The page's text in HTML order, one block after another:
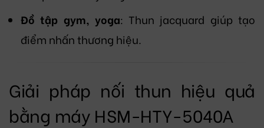
Đồ tập gym, yoga: Thun jacquard giúp tạo
điểm nhấn thương hiệu.
Giải pháp nối thun hiệu quả
bằng máy HSM-HTY-5040A